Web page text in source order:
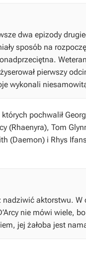
dwa epizody
sposób na
Weteran
pierwszy
wykonali
pochwalił
(Rhaenyra), Tom
(Daemon) i Rhys
nadziwić aktorstwu. W
nie mówi wiele,
jej żałoba jest